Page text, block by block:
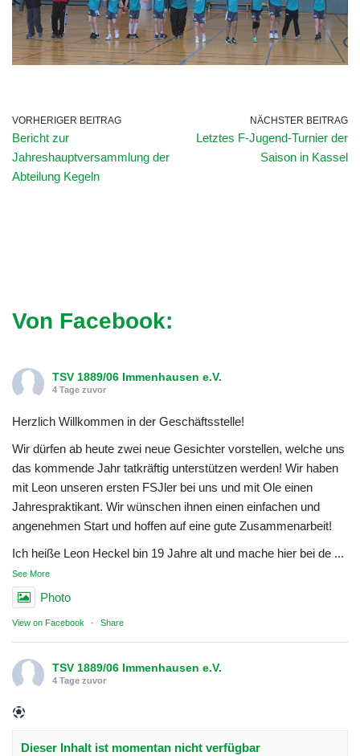
VORHERIGER BEITRAG
Bericht zur
Jahreshauptversammlung der
Abteilung Kegeln
NÄCHSTER BEITRAG
Letztes F-Jugend-Turnier der
Saison in Kassel
Von Facebook:
TSV 1889/06 Immenhausen e.V.
4 Tage zuvor
Herzlich Willkommen in der Geschäftsstelle!
Wir dürfen ab heute zwei neue Gesichter vorstellen, welche uns
das kommende Jahr tatkräftig unterstützen werden! Wir haben
mit Leon unseren ersten FSJler bei uns und mit Ole einen
Jahrespraktikant. Wir wünschen ihnen einen einfachen und
angenehmen Start und hoffen auf eine gute Zusammenarbeit!
Ich heiße Leon Heckel bin 19 Jahre alt und mache hier bei de ...
See More
Photo
View on Facebook · Share
TSV 1889/06 Immenhausen e.V.
4 Tage zuvor
Dieser Inhalt ist momentan nicht verfügbar